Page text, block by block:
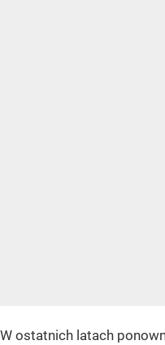
W ostatnich latach